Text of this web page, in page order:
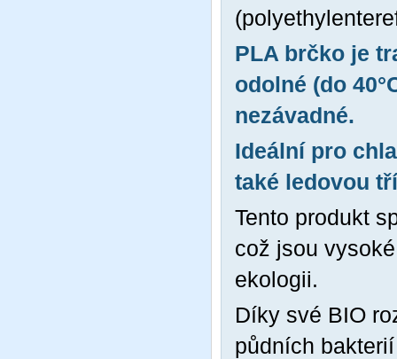
PLA brčko je
odolné (do
nezávadné.
Ideální pro
také ledovou
Tento produkt
což jsou
ekologii.
Díky své BIO
půdních